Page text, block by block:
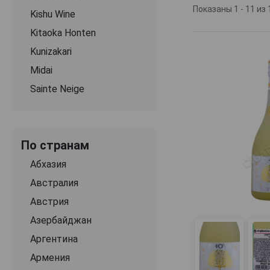
Kishu Wine
Kitaoka Honten
Kunizakari
Midai
Sainte Neige
По странам
Абхазия
Австралия
Австрия
Азербайджан
Аргентина
Армения
Для
пестицидов и
только спелые
бутылку
только вкус,
подход
Выдержка
специально
температуры
созревание,
Финальный
находится
стабильность
Показаны 1 - 11 из